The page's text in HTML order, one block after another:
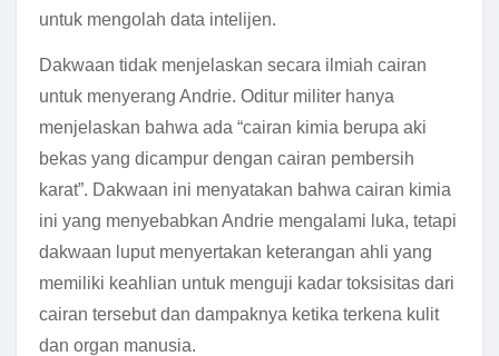
untuk mengolah data intelijen.
Dakwaan tidak menjelaskan secara ilmiah cairan
untuk menyerang Andrie. Oditur militer hanya
menjelaskan bahwa ada “cairan kimia berupa aki
bekas yang dicampur dengan cairan pembersih
karat”. Dakwaan ini menyatakan bahwa cairan kimia
ini yang menyebabkan Andrie mengalami luka, tetapi
dakwaan luput menyertakan keterangan ahli yang
memiliki keahlian untuk menguji kadar toksisitas dari
cairan tersebut dan dampaknya ketika terkena kulit
dan organ manusia.